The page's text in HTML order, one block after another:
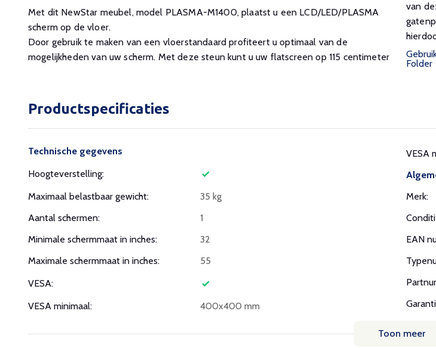
Met dit NewStar meubel, model PLASMA-M1400, plaatst u een LCD/LED/PLASMA
scherm op de vloer.
Door gebruik te maken van een vloerstandaard profiteert u optimaal van de
mogelijkheden van uw scherm. Met deze steun kunt u uw flatscreen op 115 centimeter
van
Folder
Productspecificaties
Technische gegevens
Hoogteverstelling:
Maximaal belastbaar gewicht:
35 kg
Aantal schermen:
1
Minimale schermmaat in inches:
32
Maximale schermmaat in inches:
55
VESA:
VESA minimaal:
400x400 mm
VESA
Merk:
EAN
Toon meer